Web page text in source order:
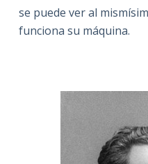
se puede ver al
funciona su máquina.